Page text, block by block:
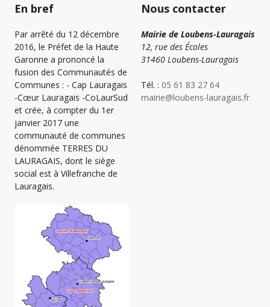
En bref
Par arrêté du 12 décembre
2016, le Préfet de la Haute
Garonne a prononcé la
fusion des Communautés de
Communes : - Cap Lauragais
-Cœur Lauragais -CoLaurSud
et crée, à compter du 1er
janvier 2017 une
communauté de communes
dénommée TERRES DU
LAURAGAIS, dont le siège
social est à Villefranche de
Lauragais.
Nous contacter
Mairie de Loubens-Lauragais
12, rue des Écoles
31460 Loubens-Lauragais
Tél. : 05 61 83 27 64
mairie@loubens-lauragais.fr